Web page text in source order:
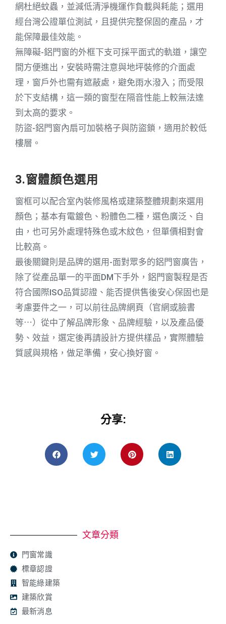
網杜絕蚊蟲，並減低清淨機運作負載與耗能；選用
經台灣公證單位測試，且提供完整保固的產品，才
能保障最佳效能。
無障礙-鋁門窗的外框下支可採平面式的軌道，讓空
間方便進出，安裝時需注意與地坪裝修的介面處
理，窗戶外也需有遮蔽處，避免雨水潑入；而受限
於下支結構，這一類的窗型在隔音性能上較無法達
到太高的要求。
防盜-鋁門窗內扇可加裝格子與防盜鎖，適用於較低
樓層。
3.窗體顏色選用
窗框可以配合室內裝修風格或建築整體規劃來選用
顏色；基本有電鍍色、粉體色二種，選色廣泛、自
由，也可另外處理特殊色或木紋色，但單價相對會
比較高。
最後關鍵則是品牌的選用-面對眾多的鋁門窗廣告，
除了從產品單一的平面DM下手外，鋁門窗製程是否
符合國際ISO品質認證、能否提供售後安心保固也是
考慮要件之一，可以前往品牌網頁（官網或臉書
等⋯）從中了解品牌形象、品牌經驗，以及產品優
勢、效益，選定後再請設計方提供樣品，實際體驗
質感與規格，做足準備，安心換好窗。
分享:
文章分類
門窗常識
標章認證
智能綠建築
建築欣賞
最新消息